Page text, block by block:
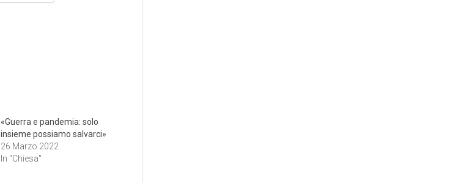
«Guerra e pandemia: solo
insieme possiamo salvarci»
26 Marzo 2022
In "Chiesa"